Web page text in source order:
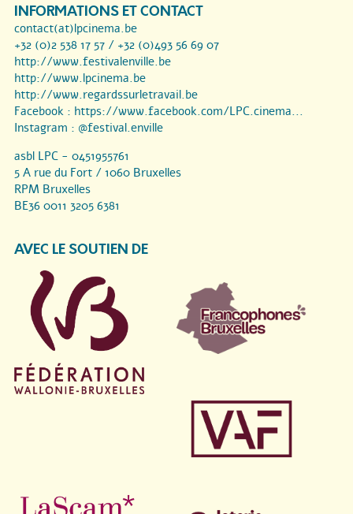
INFORMATIONS ET CONTACT
contact(at)lpcinema.be
+32 (0)2 538 17 57 / +32 (0)493 56 69 07
http://www.festivalenville.be
http://www.lpcinema.be
http://www.regardssurletravail.be
Facebook : https://www.facebook.com/LPC.cinema...
Instagram : @festival.enville
asbl LPC - 0451955761
5 A rue du Fort / 1060 Bruxelles
RPM Bruxelles
BE36 0011 3205 6381
AVEC LE SOUTIEN DE